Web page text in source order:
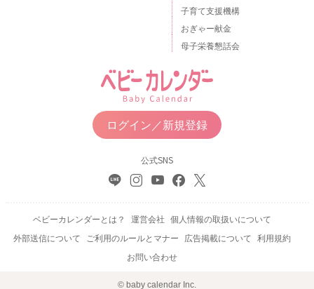
子育て支援機構
おぎゃー献金
母子栄養懇話会
ログイン／新規登録
公式SNS
ベビーカレンダーとは？ 運営会社 個人情報の取扱いについて
外部送信について
ご利用のルールとマナー 広告掲載について 利用規約
お問い合わせ
© baby calendar Inc.